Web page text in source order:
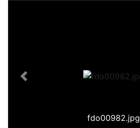
fdo00982.jpg
Previous